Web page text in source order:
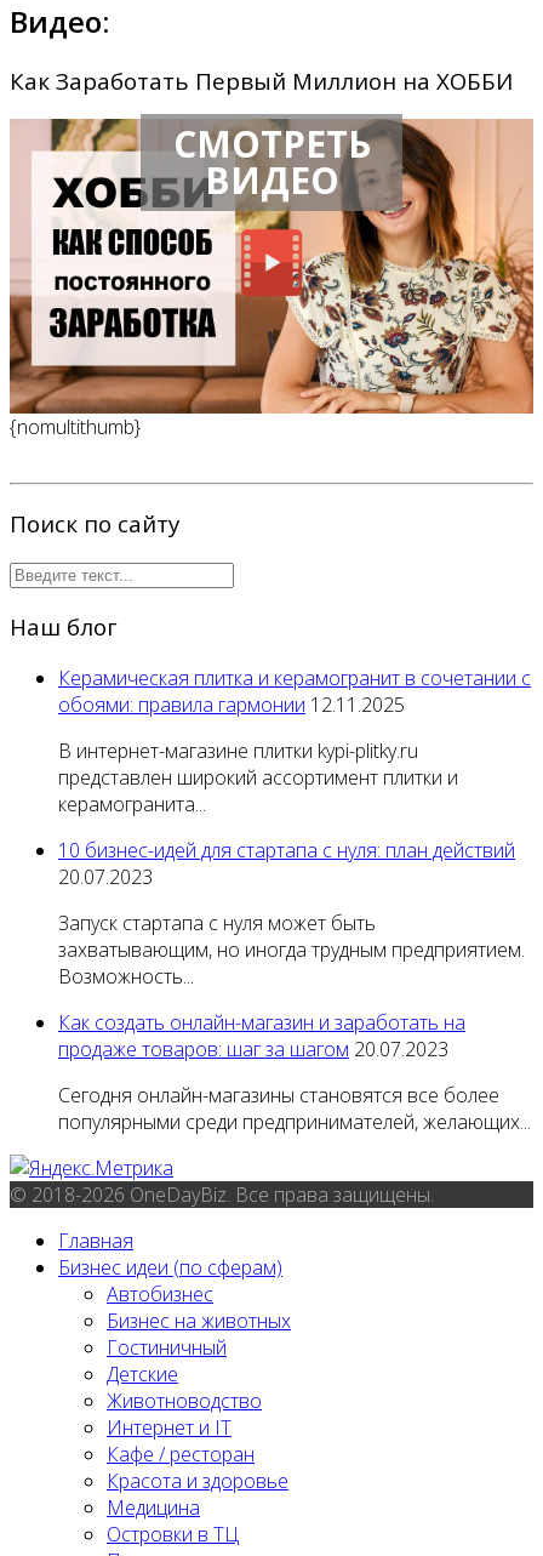
Видео:
Как Заработать Первый Миллион на ХОББИ
СМОТРЕТЬ
ВИДЕО
{nomultithumb}
Поиск по сайту
Наш блог
Керамическая плитка и керамогранит в сочетании с
обоями: правила гармонии 12.11.2025
В интернет-магазине плитки kypi-plitky.ru
представлен широкий ассортимент плитки и
керамогранита...
10 бизнес-идей для стартапа с нуля: план действий
20.07.2023
Запуск стартапа с нуля может быть
захватывающим, но иногда трудным предприятием.
Возможность...
Как создать онлайн-магазин и заработать на
продаже товаров: шаг за шагом 20.07.2023
Сегодня онлайн-магазины становятся все более
популярными среди предпринимателей, желающих...
© 2018-2026 OneDayBiz. Все права защищены.
Главная
Бизнес идеи (по сферам)
Автобизнес
Бизнес на животных
Гостиничный
Детские
Животноводство
Интернет и IT
Кафе / ресторан
Красота и здоровье
Медицина
Островки в ТЦ